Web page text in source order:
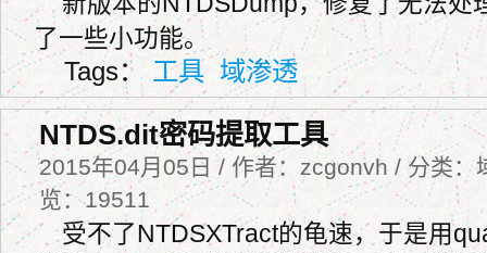
了一些小功能。
Tags： 工具 域渗透
NTDS.dit密码提取工具
2015年04月05日 / 作者：zcgonvh / 分类：
览：19511
受不了NTDSXTract的龟速，于是用